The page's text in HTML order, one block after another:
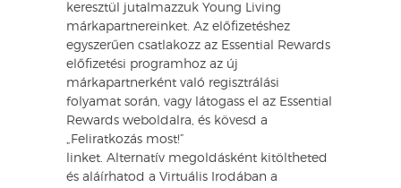
keresztül jutalmazzuk Young Living
márkapartnereinket. Az előfizetéshez
egyszerűen csatlakozz az Essential Rewards
előfizetési programhoz az új
márkapartnerként való regisztrálási
folyamat során, vagy látogass el az Essential
Rewards weboldalra, és kövesd a
„Feliratkozás most!”
linket. Alternatív megoldásként kitöltheted
és aláírhatod a Virtuális Irodában a